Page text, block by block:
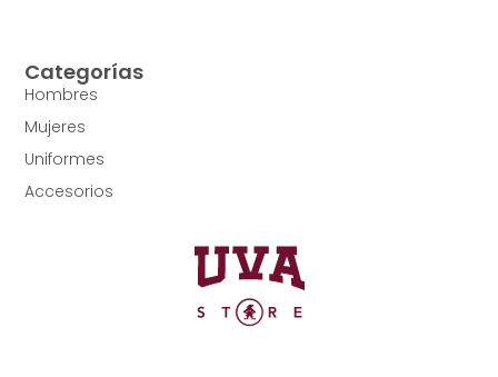
Categorías
Hombres
Mujeres
Uniformes
Accesorios